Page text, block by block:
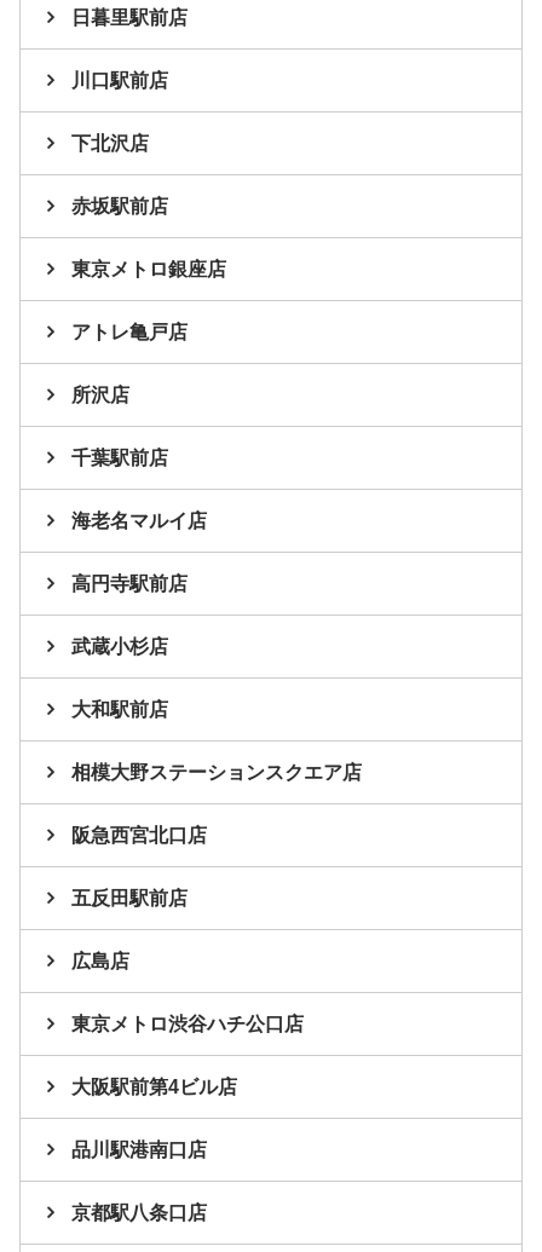
日暮里駅前店
川口駅前店
下北沢店
赤坂駅前店
東京メトロ銀座店
アトレ亀戸店
所沢店
千葉駅前店
海老名マルイ店
高円寺駅前店
武蔵小杉店
大和駅前店
相模大野ステーションスクエア店
阪急西宮北口店
五反田駅前店
広島店
東京メトロ渋谷ハチ公口店
大阪駅前第4ビル店
品川駅港南口店
京都駅八条口店